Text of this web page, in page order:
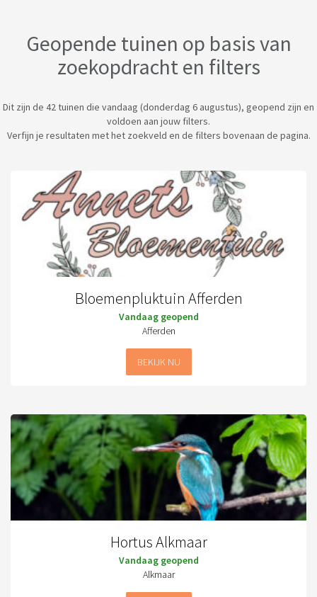
Geopende tuinen op basis van
zoekopdracht en filters
Dit zijn de 42 tuinen die vandaag (donderdag 6 augustus), geopend zijn en
voldoen aan jouw filters.
Verfijn je resultaten met het zoekveld en de filters bovenaan de pagina.
Bloemenpluktuin Afferden
Vandaag geopend
Afferden
BEKIJK NU
Hortus Alkmaar
Vandaag geopend
Alkmaar